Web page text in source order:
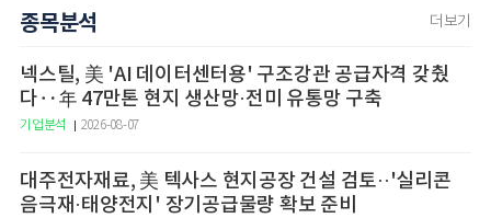
종목분석 더보기
넥스틸, 美 'AI 데이터센터용' 구조강관 공급자격 갖췄
다‥年 47만톤 현지 생산망·전미 유통망 구축
기업분석 2026-08-07
대주전자재료, 美 텍사스 현지공장 건설 검토··'실리콘
음극재·태양전지' 장기공급물량 확보 준비